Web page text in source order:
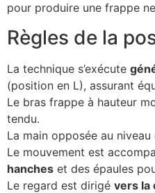
pour produire une frappe
Règles de la
La technique s’exécute
(position en L), assurant
Le bras frappe à hauteur
tendu.
La main opposée au niveau
Le mouvement est
hanches et des épaules
Le regard est dirigé vers la